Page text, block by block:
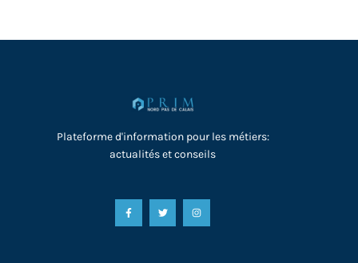
Plateforme d'information pour les métiers:
actualités et conseils